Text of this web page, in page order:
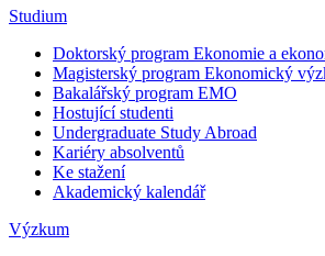
Studium
Doktorský program Ekonomie a
Magisterský program Ekonomický
Bakalářský program EMO
Hostující studenti
Undergraduate Study Abroad
Kariéry absolventů
Ke stažení
Akademický kalendář
Výzkum